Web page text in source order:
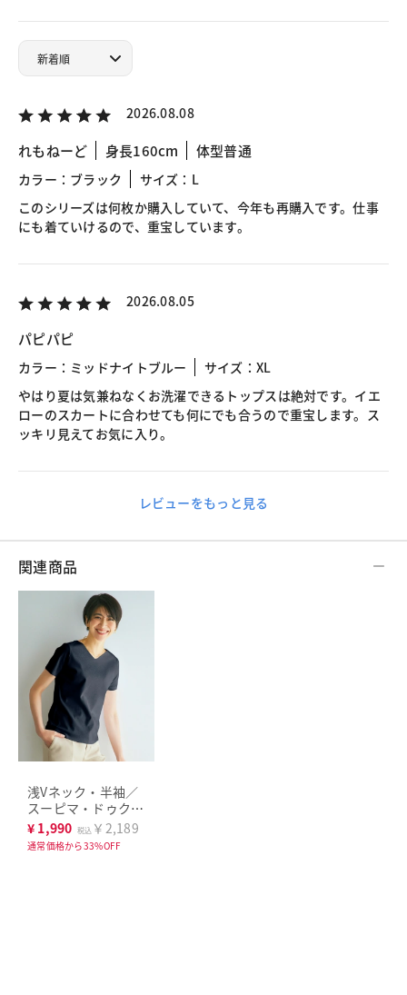
2026.08.08
れもねーど 身長160cm 体型普通
カラー：ブラック
サイズ：L
このシリーズは何枚か購入していて、今年も再購入です。仕事
にも着ていけるので、重宝しています。
2026.08.05
パピパピ
カラー：ミッドナイトブルー
サイズ：XL
やはり夏は気兼ねなくお洗濯できるトップスは絶対です。イエ
ローのスカートに合わせても何にでも合うので重宝します。ス
ッキリ見えてお気に入り。
レビューをもっと見る
関連商品
浅Vネック・半袖／
スーピマ・ドゥクラ
ッセTシャツ
¥ 1,990 税込 ￥2,189
通常価格から33%OFF